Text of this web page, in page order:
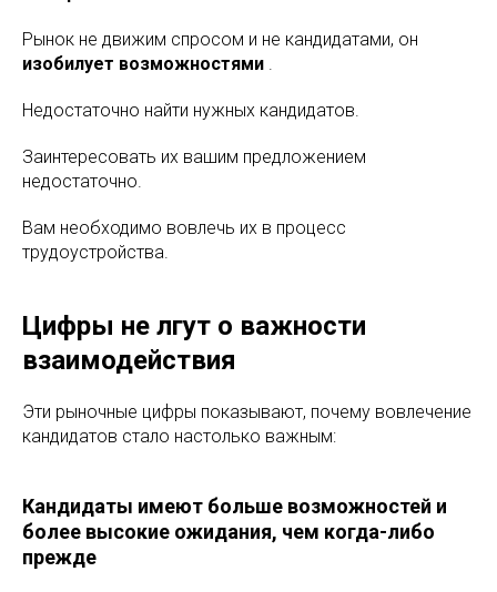
Рынок не движим спросом и не кандидатами, он
изобилует возможностями .
Недостаточно найти нужных кандидатов.
Заинтересовать их вашим предложением
недостаточно.
Вам необходимо вовлечь их в процесс
трудоустройства.
Цифры не лгут о важности
взаимодействия
Эти рыночные цифры показывают, почему вовлечение
кандидатов стало настолько важным:
Кандидаты имеют больше возможностей и
более высокие ожидания, чем когда-либо
прежде